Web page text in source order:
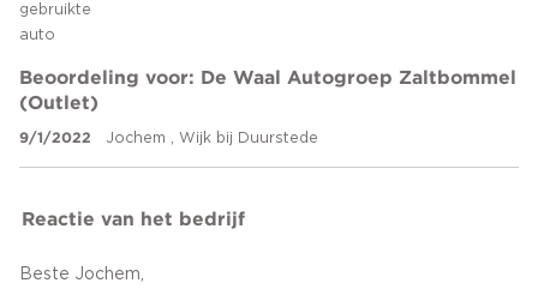
gebruikte
auto
Beoordeling voor: De Waal Autogroep Zaltbommel
(Outlet)
9/1/2022 Jochem , Wijk bij Duurstede
Reactie van het bedrijf
Beste Jochem,